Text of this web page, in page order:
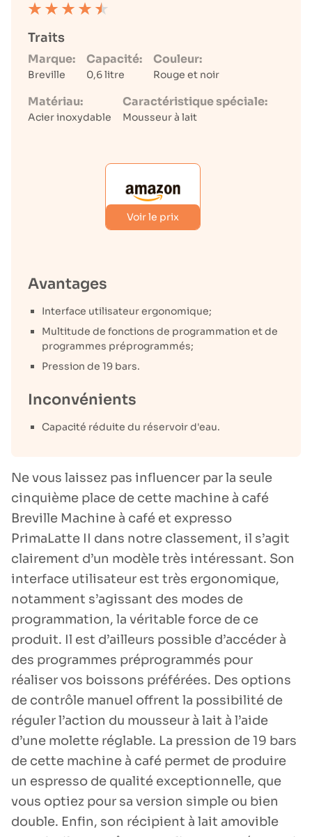
Traits
Marque:
Breville
Capacité:
0,6 litre
Couleur:
Rouge et noir
Matériau:
Acier inoxydable
Caractéristique spéciale:
Mousseur à lait
Voir le prix
Avantages
Interface utilisateur ergonomique;
Multitude de fonctions de programmation et de
programmes préprogrammés;
Pression de 19 bars.
Inconvénients
Capacité réduite du réservoir d'eau.
Ne vous laissez pas influencer par la seule
cinquième place de cette machine à café
Breville Machine à café et expresso
PrimaLatte II dans notre classement, il s’agit
clairement d’un modèle très intéressant. Son
interface utilisateur est très ergonomique,
notamment s’agissant des modes de
programmation, la véritable force de ce
produit. Il est d’ailleurs possible d’accéder à
des programmes préprogrammés pour
réaliser vos boissons préférées. Des options
de contrôle manuel offrent la possibilité de
réguler l’action du mousseur à lait à l’aide
d’une molette réglable. La pression de 19 bars
de cette machine à café permet de produire
un espresso de qualité exceptionnelle, que
vous optiez pour sa version simple ou bien
double. Enfin, son récipient à lait amovible